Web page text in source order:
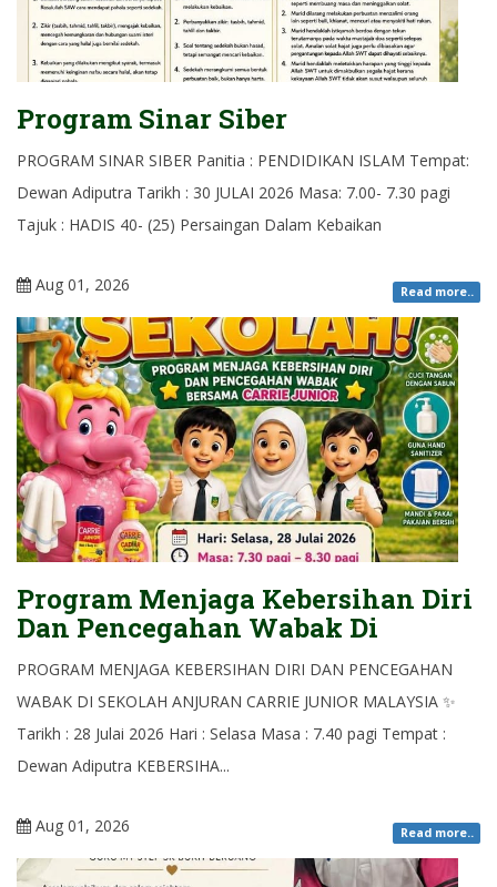
Program Sinar Siber
PROGRAM SINAR SIBER Panitia : PENDIDIKAN ISLAM Tempat:
Dewan Adiputra Tarikh : 30 JULAI 2026 Masa: 7.00- 7.30 pagi
Tajuk : HADIS 40- (25) Persaingan Dalam Kebaikan
Read more..
Aug 01, 2026
Program Menjaga Kebersihan Diri
Dan Pencegahan Wabak Di
PROGRAM MENJAGA KEBERSIHAN DIRI DAN PENCEGAHAN
WABAK DI SEKOLAH ANJURAN CARRIE JUNIOR MALAYSIA ✨
Tarikh : 28 Julai 2026 Hari : Selasa Masa : 7.40 pagi Tempat :
Dewan Adiputra KEBERSIHA...
Read more..
Aug 01, 2026